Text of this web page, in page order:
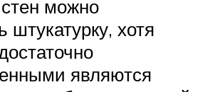
можно
штукатурку, хотя
являются